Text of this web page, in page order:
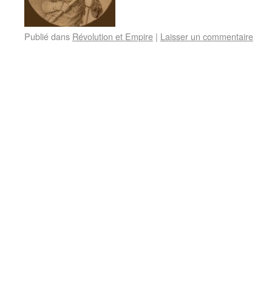
Publié dans Révolution et Empire | Laisser un commentaire